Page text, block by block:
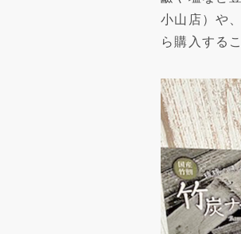
小山店）や
ら購入する